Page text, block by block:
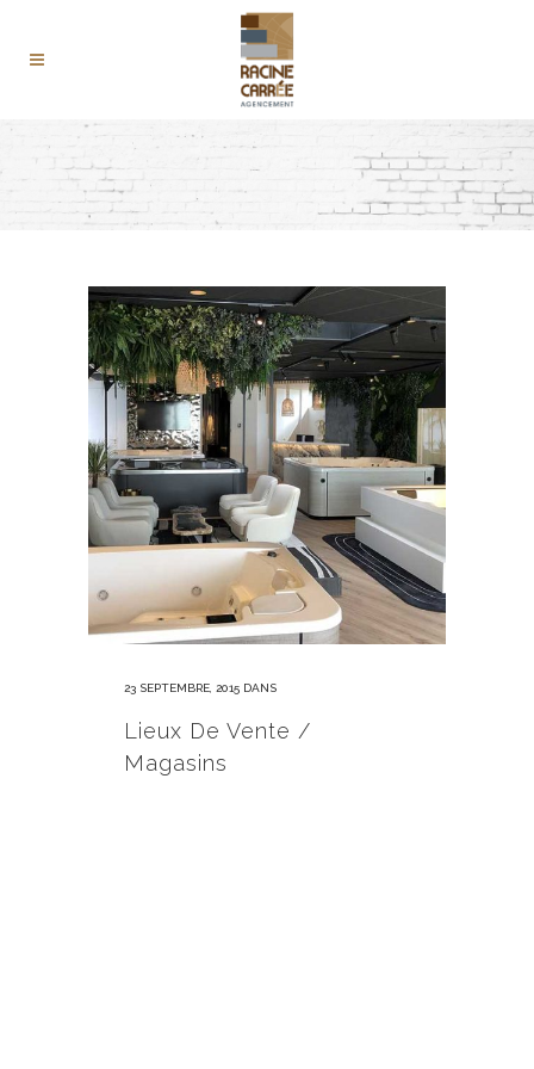
TOUT ACTUALITÉS
23 SEPTEMBRE, 2015 DANS
Lieux De Vente /
Magasins